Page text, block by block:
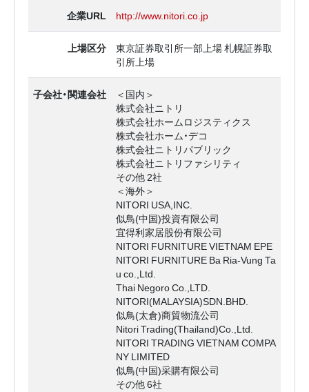
企業URL http://www.nitori.co.jp
上場区分
東京証券取引所一部上場 札幌証券取
引所上場
子会社・関連会社
＜国内＞
株式会社ニトリ
株式会社ホームロジスティクス
株式会社ホーム・デコ
株式会社ニトリパブリック
株式会社ニトリファシリティ
その他 2社
＜海外＞
NITORI USA,INC.
似鳥(中国)投資有限公司
宜得利家居股份有限公司
NITORI FURNITURE VIETNAM EPE
NITORI FURNITURE Ba Ria-Vung Ta
u co.,Ltd.
Thai Negoro Co.,LTD.
NITORI(MALAYSIA)SDN.BHD.
似鳥(太倉)商貿物流公司
Nitori Trading(Thailand)Co.,Ltd.
NITORI TRADING VIETNAM COMPA
NY LIMITED
似鳥(中国)采購有限公司
その他 6社